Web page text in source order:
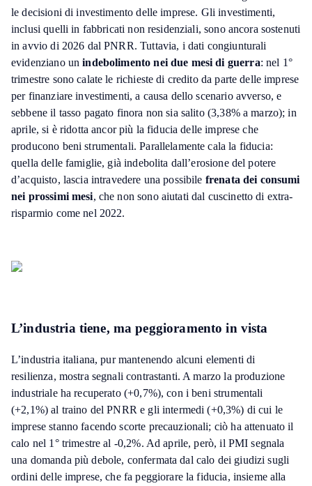
le decisioni di investimento delle imprese. Gli investimenti,
inclusi quelli in fabbricati non residenziali, sono ancora sostenuti
in avvio di 2026 dal PNRR. Tuttavia, i dati congiunturali
evidenziano unindebolimento nei due mesi di guerra: nel 1°
trimestre sono calate le richieste di credito da parte delle imprese
per finanziare investimenti, a causa dello scenario avverso, e
sebbene il tasso pagato finora non sia salito (3,38% a marzo); in
aprile, si è ridotta ancor più la fiducia delle imprese che
producono beni strumentali. Parallelamente cala la fiducia:
quella delle famiglie, già indebolita dall’erosione del potere
d’acquisto, lascia intravedere una possibile frenata dei consumi
nei prossimi mesi, che non sono aiutati dal cuscinetto di extra-
risparmio come nel 2022.
L’industria tiene, ma peggioramento in vista
L’industria italiana, pur mantenendo alcuni elementi di
resilienza, mostra segnali contrastanti. A marzo la produzione
industriale ha recuperato (+0,7%), con i beni strumentali
(+2,1%) al traino del PNRR e gli intermedi (+0,3%) di cui le
imprese stanno facendo scorte precauzionali; ciò ha attenuato il
calo nel 1° trimestre al -0,2%. Ad aprile, però, il PMI segnala
una domanda più debole, confermata dal calo dei giudizi sugli
ordini delle imprese, che fa peggiorare la fiducia, insieme alla